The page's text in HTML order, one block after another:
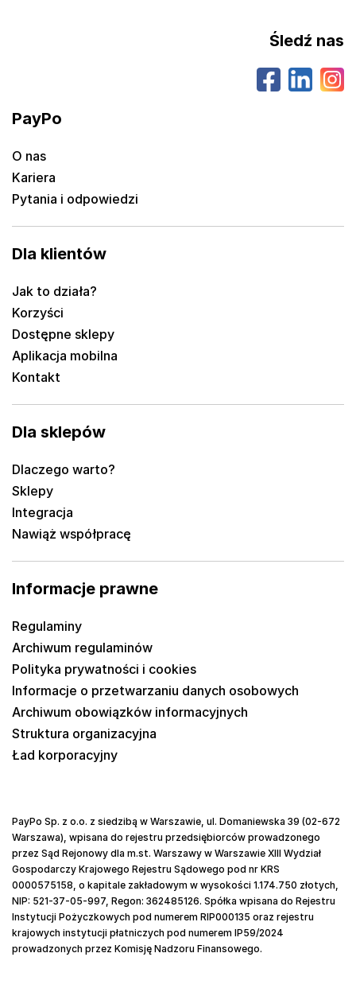
PayPo
O nas
Kariera
Pytania i odpowiedzi
Dla klientów
Jak to działa?
Korzyści
Dostępne sklepy
Aplikacja mobilna
Kontakt
Dla sklepów
Dlaczego warto?
Sklepy
Integracja
Nawiąż współpracę
Informacje prawne
Regulaminy
Archiwum regulaminów
Polityka prywatności i cookies
Informacje o przetwarzaniu danych osobowych
Archiwum obowiązków informacyjnych
Struktura organizacyjna
Ład korporacyjny
Śledź nas
PayPo Sp. z o.o. z siedzibą w Warszawie, ul. Domaniewska 39 (02-672
Warszawa), wpisana do rejestru przedsiębiorców prowadzonego
przez Sąd Rejonowy dla m.st. Warszawy w Warszawie XIII Wydział
Gospodarczy Krajowego Rejestru Sądowego pod nr KRS
0000575158, o kapitale zakładowym w wysokości 1.174.750 złotych,
NIP: 521-37-05-997, Regon: 362485126. Spółka wpisana do Rejestru
Instytucji Pożyczkowych pod numerem RIP000135 oraz rejestru
krajowych instytucji płatniczych pod numerem IP59/2024
prowadzonych przez Komisję Nadzoru Finansowego.